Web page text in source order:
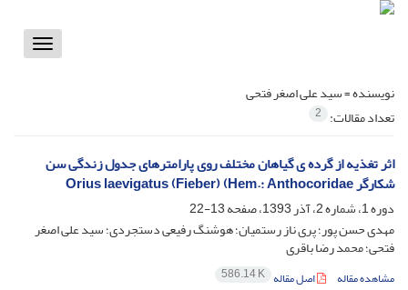
Toggle
نویسنده =سید علی اصغر فتحی
تعداد مقالات: 2
اثر تغذیه از گرده ی گیاهان مختلف روی پارامترهای جدول زندگی سن
شکارگر Orius laevigatus (Fieber) (Hem.: Anthocoridae
دوره 1، شماره 2، آذر 1393، صفحه
13-22
مهدی حسن پور؛ پری ناز رستمیان؛ هوشنگ رفیعی دستجردی؛ سید علی اصغر
فتحی؛ محمد رضا باقری
مشاهده مقاله اصل مقاله 586.14 K